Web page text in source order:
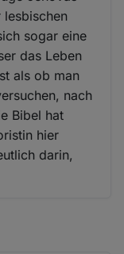
lesbischen
sogar eine
das Leben
als ob man
nach
Bibel hat
hier
darin,